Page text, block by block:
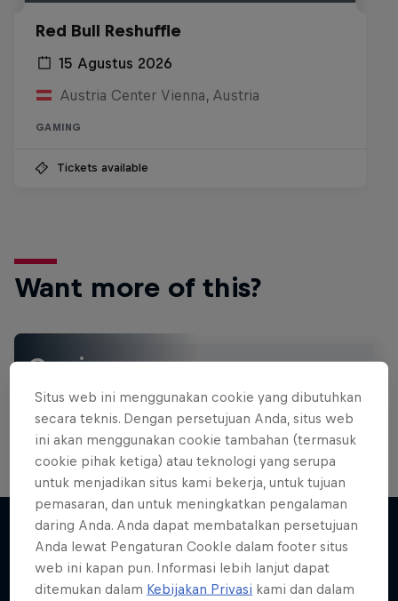
Red Bull Reshuffle
15 Agustus 2026
Austria Center Vienna, Austria
GAMING
Tickets available
Want more of this?
Gaming
Level up with the latest games and esports news,
reviews and films. Learn tips on how to improve …
Lebih banyak seperti ini
Situs web ini menggunakan cookie yang dibutuhkan
secara teknis. Dengan persetujuan Anda, situs web
ini akan menggunakan cookie tambahan (termasuk
cookie pihak ketiga) atau teknologi yang serupa
untuk menjadikan situs kami bekerja, untuk tujuan
pemasaran, dan untuk meningkatkan pengalaman
daring Anda. Anda dapat membatalkan persetujuan
Anda lewat Pengaturan CookIe dalam footer situs
web ini kapan pun. Informasi lebih lanjut dapat
ditemukan dalam Kebijakan Privasi kami dan dalam